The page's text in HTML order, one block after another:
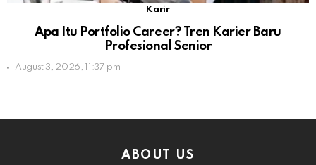
Karir
Apa Itu Portfolio Career? Tren Karier Baru
Profesional Senior
August 3, 2026, 11:37 pm
ABOUT US